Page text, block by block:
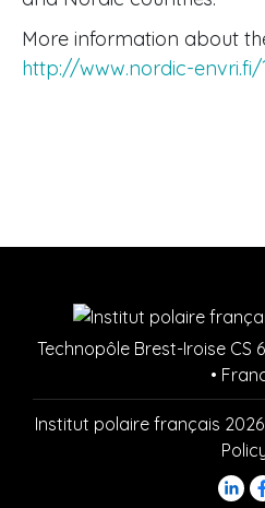
More information about
http://www.nordic-envri.fi/
Technopôle Brest-Iroise CS
•
Institut polaire français